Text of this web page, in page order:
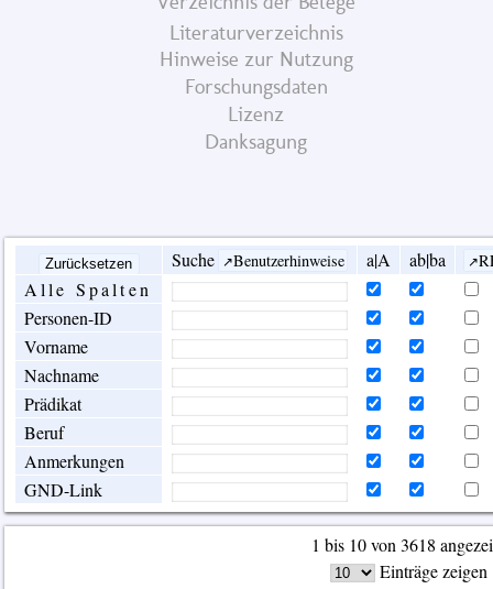
Literaturverzeichnis
Hinweise zur Nutzung
Forschungsdaten
Lizenz
Danksagung
Suche Benutzerhinweise a|A ab|ba
Alle Spalten
Personen-ID
Vorname
Nachname
Prädikat
Beruf
Anmerkungen
GND-Link
1 bis 10 von 3618
Einträge zeigen